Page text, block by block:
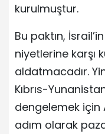
kurulmuştur.
Bu paktın,
niyetlerine karşı
aldatmacadır.
Kıbrıs-
dengelemek için
adım olarak